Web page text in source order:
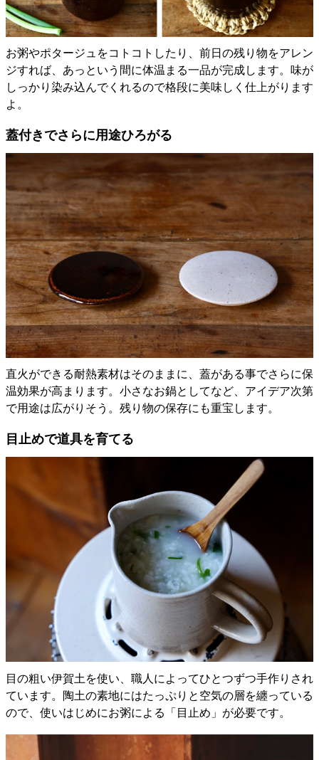
お粥やポタージュをコトコトしたり、前日の残り物をアレン
ジすれば、あっという間に体温まる一品が完成します。味が
しっかり染み込んでくれるので格段に美味しく仕上がります
よ。
蓋付きでさらに用途ひろがる
直火ができる耐熱素材はそのままに、蓋がある事でさらに保
温効果が高まります。小さなお鍋としてなど、アイデア次第
で用途は広がりそう。残り物の保存にも重宝します。
目止めで道具を育てる
目の粗い伊賀土を使い、職人によってひとつずつ手作りされ
ています。陶土の素地にはたっぷりと空気の層を纏っている
ので、使いはじめにお粥による「目止め」が必要です。